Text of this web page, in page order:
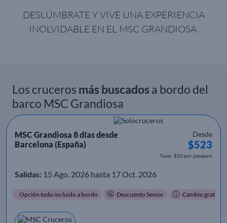
DESLÚMBRATE Y VIVE UNA EXPERIENCIA
INOLVIDABLE EN EL MSC GRANDIOSA.
Los cruceros más buscadosa bordo del
barco MSC Grandiosa
MSC Grandiosa 8 días desde
Barcelona (España)
Desde
$523
Tasas: $20 por pasajero
Salidas: 15 Ago. 2026 hasta 17 Oct. 2026
Opción todo incluido a bordo Descuento Senior Cambio gratis